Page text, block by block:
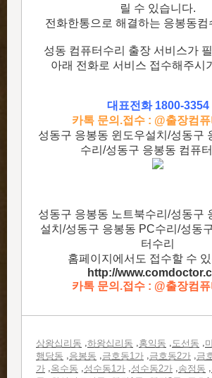
릴 수 있습니다.
전화한통으로 해결하는 응봉동컴
성동 컴퓨터수리 출장 서비스가
아래 전화로 서비스 접수해주시
대표전화 1800-3354
카톡 문의.접수 : @출장컴퓨
성동구 응봉동 윈도우설치/성동구
수리/성동구 응봉동 컴퓨
성동구 응봉동 노트북수리/성동구
설치/성동구 응봉동 PC수리/성동
터수리
홈페이지에서도 접수할 수
http://www.comdoctor.c
카톡 문의.접수 : @출장컴퓨
상왕십리동 ,하왕십리동 ,홍익동 ,도선동 ,
행당동 ,응봉동 ,금호동1가 ,금호동2가 ,금
가 ,옥수동 ,성수동1가 ,성수동2가 ,송정동 ,